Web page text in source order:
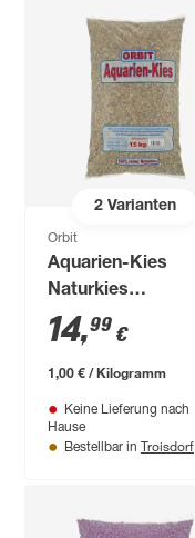
2Varianten
Orbit
Aquarien-Kies
Naturkies
grau/braun Ø 3 - 4
mm 15 kg
14,99 €
1,00 € / Kilogramm
Keine Lieferung nach
Hause
Bestellbar in Troisdorf